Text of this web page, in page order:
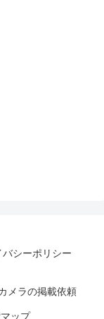
バシーポリシー
メラの掲載依頼
ップ.